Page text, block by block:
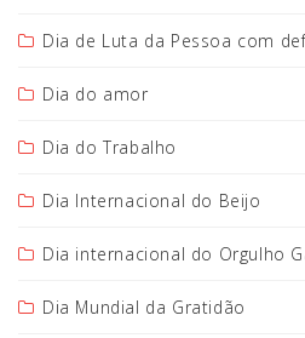
Dia de Luta da Pessoa com
Dia do amor
Dia do Trabalho
Dia Internacional do Beijo
Dia internacional do Orgulho
Dia Mundial da Gratidão